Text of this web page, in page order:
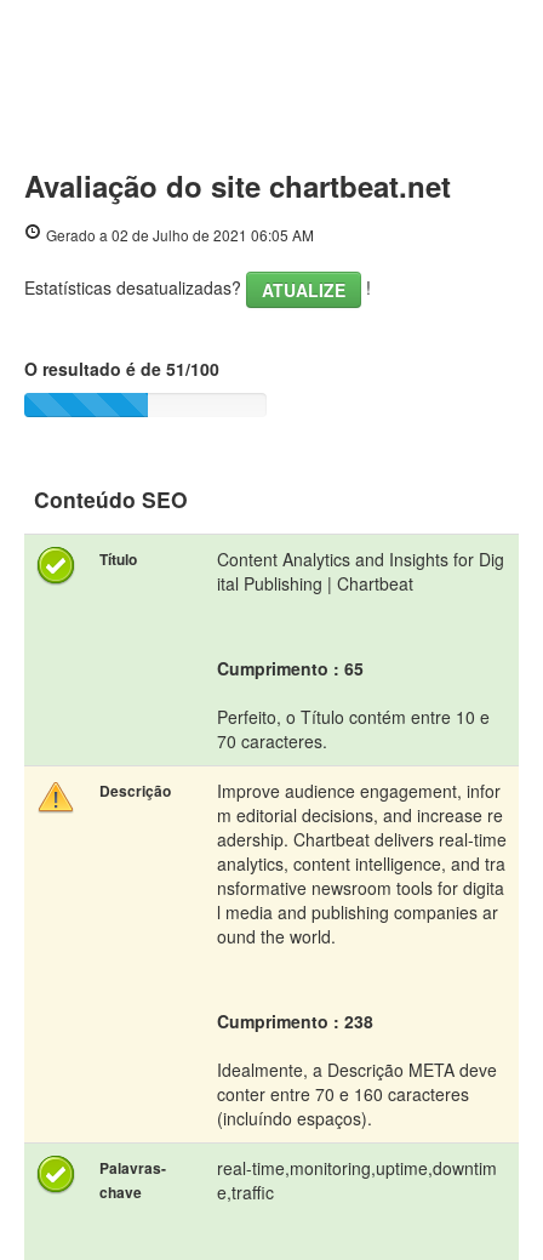
Avaliação do site chartbeat.net
Gerado a 02 de Julho de 2021 06:05 AM
Estatísticas desatualizadas? ATUALIZE !
O resultado é de 51/100
Conteúdo SEO
Título
Content Analytics and Insights for Dig
ital Publishing | Chartbeat
Cumprimento : 65
Perfeito, o Título contém entre 10 e
70 caracteres.
Descrição
Improve audience engagement, infor
m editorial decisions, and increase re
adership. Chartbeat delivers real-time
analytics, content intelligence, and tra
nsformative newsroom tools for digita
l media and publishing companies ar
ound the world.
Cumprimento : 238
Idealmente, a Descrição META deve
conter entre 70 e 160 caracteres
(incluíndo espaços).
Palavras-
chave
real-time,monitoring,uptime,downtim
e,traffic